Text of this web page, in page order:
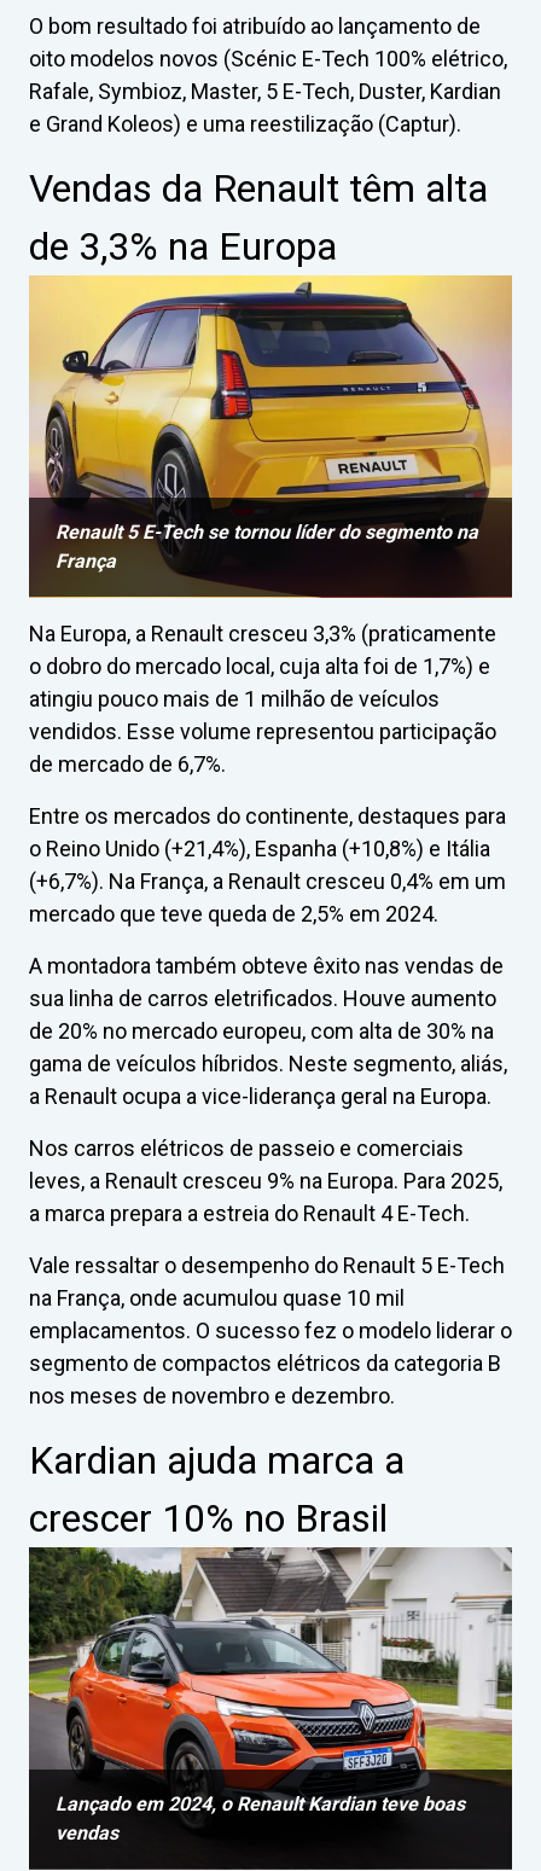
O bom resultado foi atribuído ao lançamento de
oito modelos novos (Scénic E-Tech 100% elétrico,
Rafale, Symbioz, Master, 5 E-Tech, Duster, Kardian
e Grand Koleos) e uma reestilização (Captur).
Vendas da Renault têm alta
de 3,3% na Europa
Renault 5 E-Tech se tornou líder do segmento na
França
Na Europa, a Renault cresceu 3,3% (praticamente
o dobro do mercado local, cuja alta foi de 1,7%) e
atingiu pouco mais de 1 milhão de veículos
vendidos. Esse volume representou participação
de mercado de 6,7%.
Entre os mercados do continente, destaques para
o Reino Unido (+21,4%), Espanha (+10,8%) e Itália
(+6,7%). Na França, a Renault cresceu 0,4% em um
mercado que teve queda de 2,5% em 2024.
A montadora também obteve êxito nas vendas de
sua linha de carros eletrificados. Houve aumento
de 20% no mercado europeu, com alta de 30% na
gama de veículos híbridos. Neste segmento, aliás,
a Renault ocupa a vice-liderança geral na Europa.
Nos carros elétricos de passeio e comerciais
leves, a Renault cresceu 9% na Europa. Para 2025,
a marca prepara a estreia do Renault 4 E-Tech.
Vale ressaltar o desempenho do Renault 5 E-Tech
na França, onde acumulou quase 10 mil
emplacamentos. O sucesso fez o modelo liderar o
segmento de compactos elétricos da categoria B
nos meses de novembro e dezembro.
Kardian ajuda marca a
crescer 10% no Brasil
Lançado em 2024, o Renault Kardian teve boas
vendas